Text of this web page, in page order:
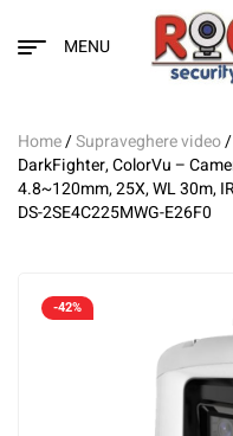
MENU
Home/Supraveghere video/
DarkFighter, ColorVu –
4.8~120mm, 25X, WL 30m,
DS-2SE4C225MWG-E26F0
-42%